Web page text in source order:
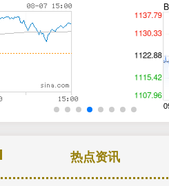
热点资讯